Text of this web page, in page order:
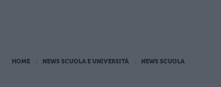
HOME NEWS SCUOLA E UNIVERSITÀ NEWS SCUOLA